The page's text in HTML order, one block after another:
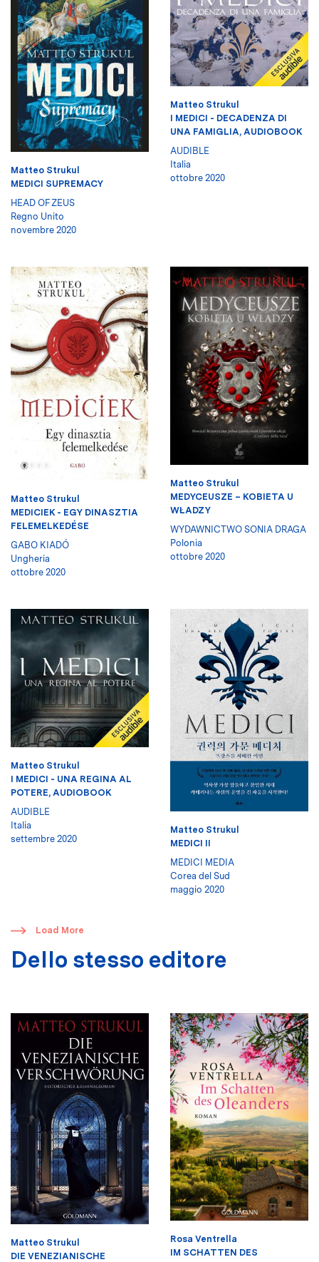
Matteo Strukul
MEDICI SUPREMACY
HEAD OF ZEUS
Regno Unito
novembre 2020
Matteo Strukul
I MEDICI - DECADENZA DI
UNA FAMIGLIA, AUDIOBOOK
AUDIBLE
Italia
ottobre 2020
Matteo Strukul
MEDICIEK - EGY DINASZTIA
FELEMELKEDÉSE
GABO KIADÓ
Ungheria
ottobre 2020
Matteo Strukul
MEDYCEUSZE – KOBIETA U
WŁADZY
WYDAWNICTWO SONIA DRAGA
Polonia
ottobre 2020
Matteo Strukul
I MEDICI - UNA REGINA AL
POTERE, AUDIOBOOK
AUDIBLE
Italia
settembre 2020
Matteo Strukul
MEDICI II
MEDICI MEDIA
Corea del Sud
maggio 2020
​ Load More
Dello stesso editore
Matteo Strukul
DIE VENEZIANISCHE
Rosa Ventrella
IM SCHATTEN DES